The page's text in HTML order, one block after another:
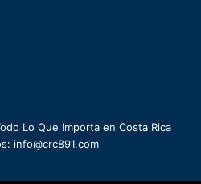
Lo Que Importa en Costa Rica
info@crc891.com